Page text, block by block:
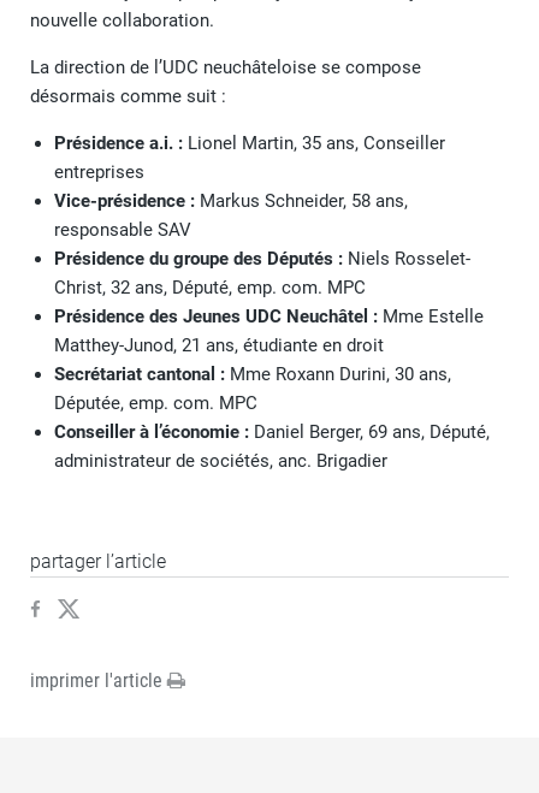
nouvelle collaboration.
La direction de l’UDC neuchâteloise se compose
désormais comme suit :
Présidence a.i. : Lionel Martin, 35 ans, Conseiller
entreprises
Vice-présidence : Markus Schneider, 58 ans,
responsable SAV
Présidence du groupe des Députés : Niels Rosselet-
Christ, 32 ans, Député, emp. com. MPC
Présidence des Jeunes UDC Neuchâtel : Mme Estelle
Matthey-Junod, 21 ans, étudiante en droit
Secrétariat cantonal : Mme Roxann Durini, 30 ans,
Députée, emp. com. MPC
Conseiller à l’économie : Daniel Berger, 69 ans, Député,
administrateur de sociétés, anc. Brigadier
partager l’article
imprimer l'article